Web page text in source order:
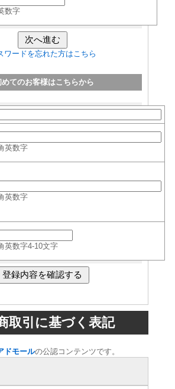
数字
ワードを忘れた方はこちら
めてのお客様はこちらから
英数字
英数字
英数字4-10文字
取引に基づく表記
ドモールの公認コンテンツです。